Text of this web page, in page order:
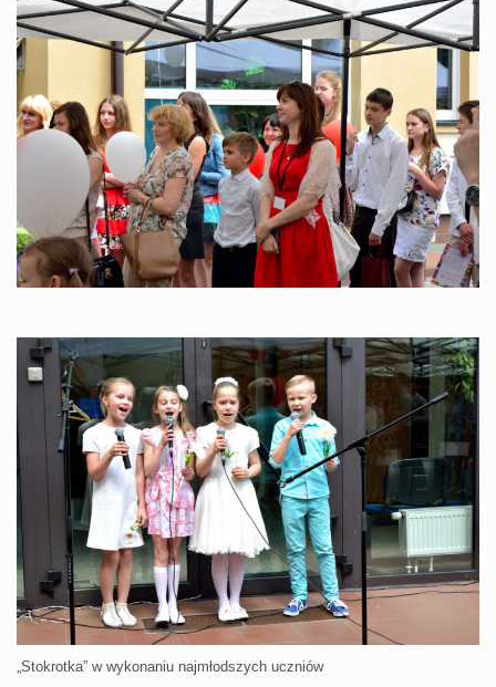
„Stokrotka” w wykonaniu najmłodszych uczniów